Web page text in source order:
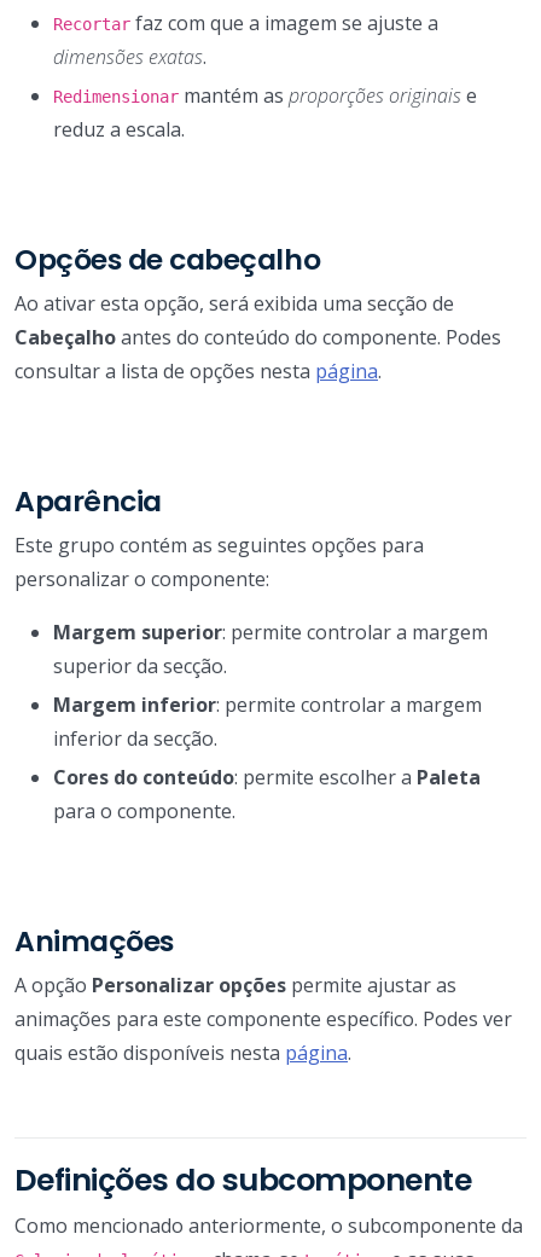
Recortar faz com que a imagem se ajuste a
dimensões exatas.
Redimensionar mantém as proporções originaise
reduz a escala.
Opções de cabeçalho
Ao ativar esta opção, será exibida uma secção de
Cabeçalhoantes do conteúdo do componente. Podes
consultar a lista de opções nesta página.
Aparência
Este grupo contém as seguintes opções para
personalizar o componente:
Margem superior: permite controlar a margem
superior da secção.
Margem inferior: permite controlar a margem
inferior da secção.
Cores do conteúdo: permite escolher a Paleta
para o componente.
Animações
A opção Personalizar opções permite ajustar as
animações para este componente específico. Podes ver
quais estão disponíveis nesta página.
Definições do subcomponente
Como mencionado anteriormente, o subcomponente da